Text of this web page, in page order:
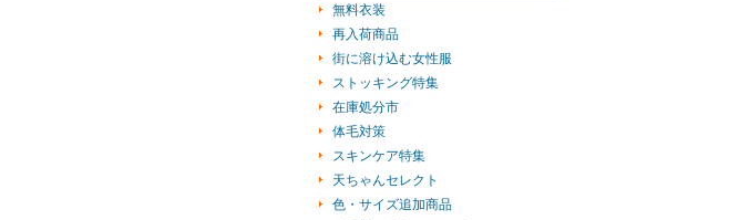
無料衣装
再入荷商品
街に溶け込む女性服
ストッキング特集
在庫処分市
体毛対策
スキンケア特集
天ちゃんセレクト
色・サイズ追加商品